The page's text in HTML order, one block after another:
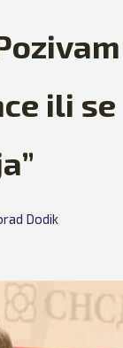
ili se
Dodik